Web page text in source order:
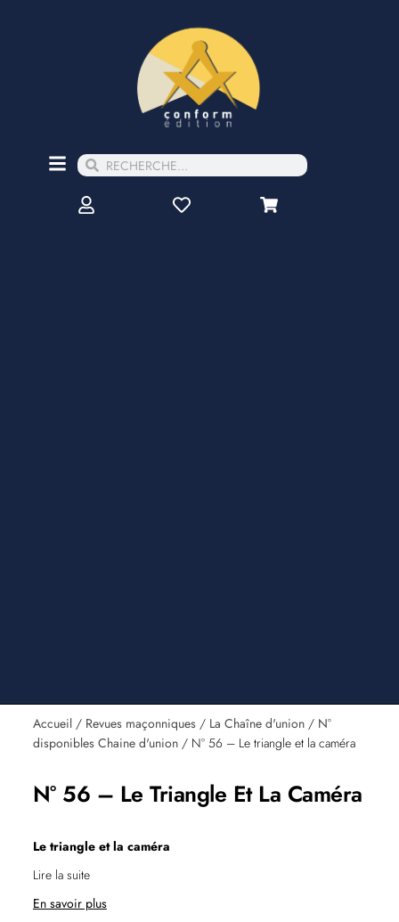
Accueil/ Revues maçonniques/ La Chaîne d'union/ N°
disponibles Chaine d'union/ N° 56 – Le triangle et la caméra
N° 56 – Le Triangle Et La Caméra
Le triangle et la caméra
Lire la suite
En savoir plus